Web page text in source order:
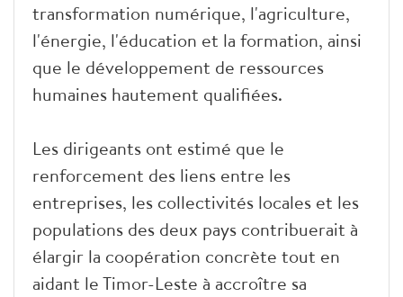
transformation numérique, l'agriculture,
l'énergie, l'éducation et la formation, ainsi
que le développement de ressources
humaines hautement qualifiées.
Les dirigeants ont estimé que le
renforcement des liens entre les
entreprises, les collectivités locales et les
populations des deux pays contribuerait à
élargir la coopération concrète tout en
aidant le Timor-Leste à accroître sa